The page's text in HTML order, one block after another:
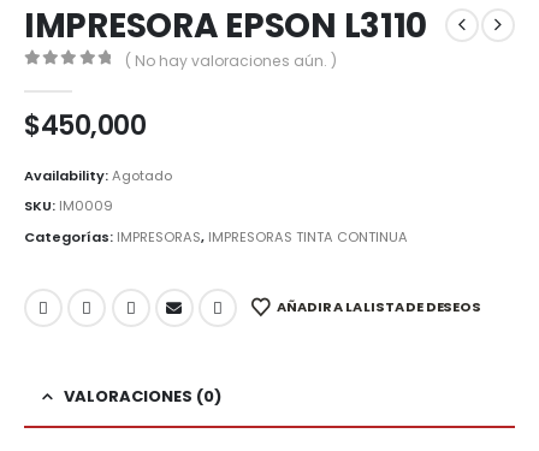
IMPRESORA EPSON L3110
( No hay valoraciones aún. )
$450,000
Availability:Agotado
SKU: IM0009
Categorías: IMPRESORAS, IMPRESORAS TINTA CONTINUA
AÑADIR A LA LISTA DE DESEOS
VALORACIONES (0)